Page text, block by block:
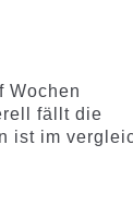
Wochen
fällt die
ist im